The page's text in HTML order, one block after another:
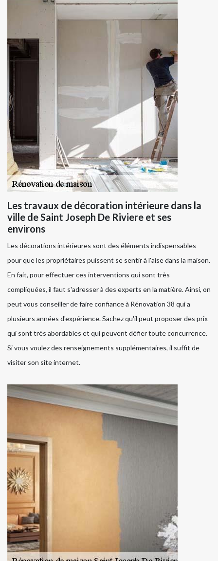
Les travaux de décoration intérieure dans la
ville de Saint Joseph De Riviere et ses
environs
Les décorations intérieures sont des éléments indispensables
pour que les propriétaires puissent se sentir à l'aise dans la maison.
En fait, pour effectuer ces interventions qui sont très
compliquées, il faut s'adresser à des experts en la matière. Ainsi, on
peut vous conseiller de faire confiance à Rénovation 38 qui a
plusieurs années d'expérience. Sachez qu'il peut proposer des prix
qui sont très abordables et qui peuvent défier toute concurrence.
Si vous voulez des renseignements supplémentaires, il suffit de
visiter son site internet.